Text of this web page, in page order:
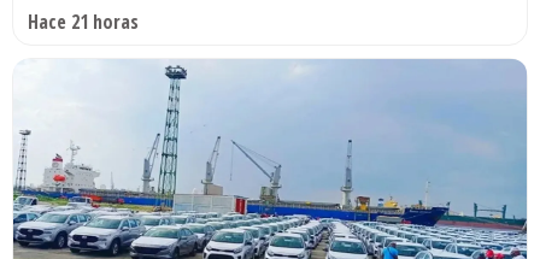
Hace 21 horas